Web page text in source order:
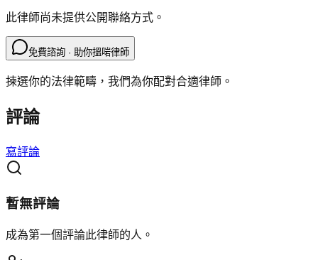
此律師尚未提供公開聯絡方式。
免費諮詢 · 助你搵啱律師
揀選你的法律範疇，我們為你配對合適律師。
評論
寫評論
暫無評論
成為第一個評論此律師的人。